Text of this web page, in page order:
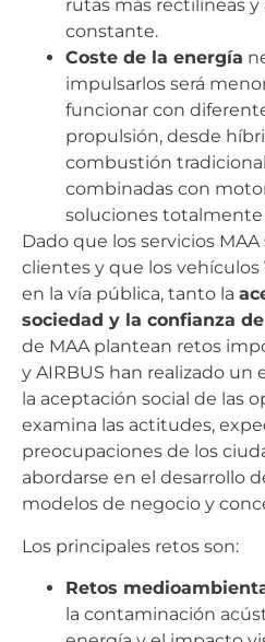
rutas más rectilíneas
constante.
Coste de la energía
impulsarlos será
funcionar con
propulsión, desde
combustión
combinadas con
soluciones totalmente
Dado que los servicios
clientes y que los vehículos
en la vía pública, tanto la
sociedad y la confianza
de MAA plantean retos
y AIRBUS han realizado
la aceptación social de las
examina las actitudes,
preocupaciones de los
abordarse en el desarrollo
modelos de negocio y
Los principales retos son:
Retos
la contaminación